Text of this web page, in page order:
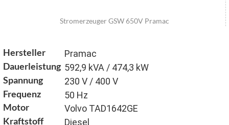
Stromerzeuger GSW 650V Pramac
Hersteller Pramac
Dauerleistung 592,9 kVA / 474,3 kW
Spannung 230 V / 400 V
Frequenz 50 Hz
Motor Volvo TAD1642GE
Kraftstoff Diesel